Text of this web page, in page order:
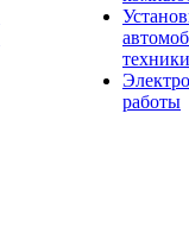
техники
работы